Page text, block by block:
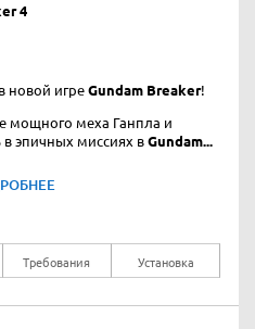
4
новой игреGundam Breaker!
мощного меха Ганпла и
в эпичных миссиях вGundam...
Требования Установка